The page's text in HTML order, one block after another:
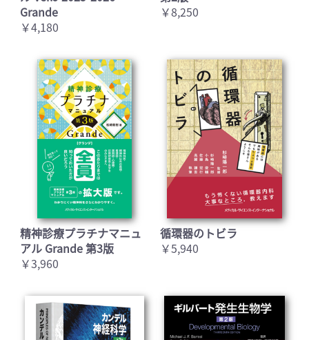
Grande
￥4,180
￥8,250
精神診療プラチナマニュ
アル Grande 第3版
￥3,960
循環器のトビラ
￥5,940